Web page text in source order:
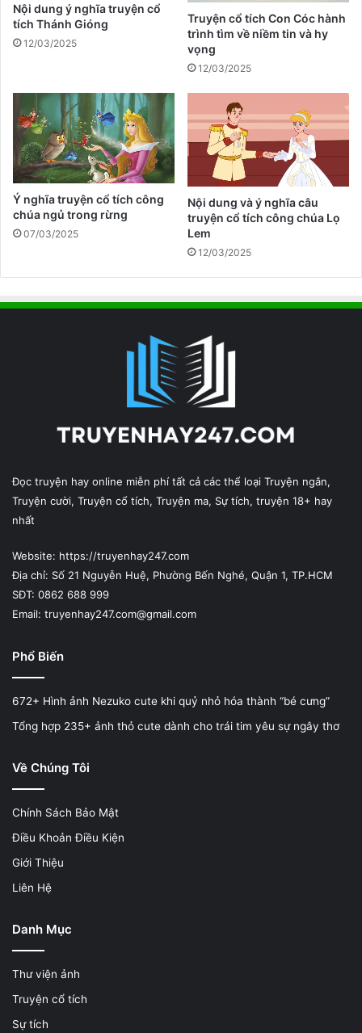
Nội dung ý nghĩa truyện cổ
tích Thánh Gióng
12/03/2025
Truyện cổ tích Con Cóc hành
trình tìm về niềm tin và hy
vọng
12/03/2025
Ý nghĩa truyện cổ tích công
chúa ngủ trong rừng
07/03/2025
Nội dung và ý nghĩa câu
truyện cổ tích công chúa Lọ
Lem
12/03/2025
Đọc truyện hay online miễn phí tất cả các thể loại Truyện ngắn,
Truyện cười, Truyện cổ tích, Truyện ma, Sự tích, truyện 18+ hay
nhất
Website: https://truyenhay247.com
Địa chỉ: Số 21 Nguyễn Huệ, Phường Bến Nghé, Quận 1, TP.HCM
SĐT: 0862 688 999
Email: truyenhay247.com@gmail.com
Phổ Biến
672+ Hình ảnh Nezuko cute khi quỷ nhỏ hóa thành “bé cưng”
Tổng hợp 235+ ảnh thỏ cute dành cho trái tim yêu sự ngây thơ
Về Chúng Tôi
Chính Sách Bảo Mật
Điều Khoản Điều Kiện
Giới Thiệu
Liên Hệ
Danh Mục
Thư viện ảnh
Truyện cổ tích
Sự tích